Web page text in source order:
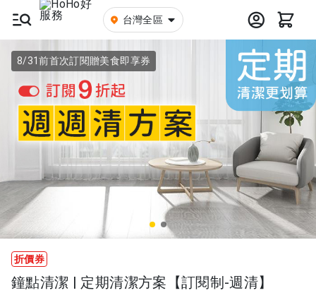
台灣全區
8/31前首次訂閱贈美食即享券
折價券
鐘點清潔 | 定期清潔方案【訂閱制-週清】